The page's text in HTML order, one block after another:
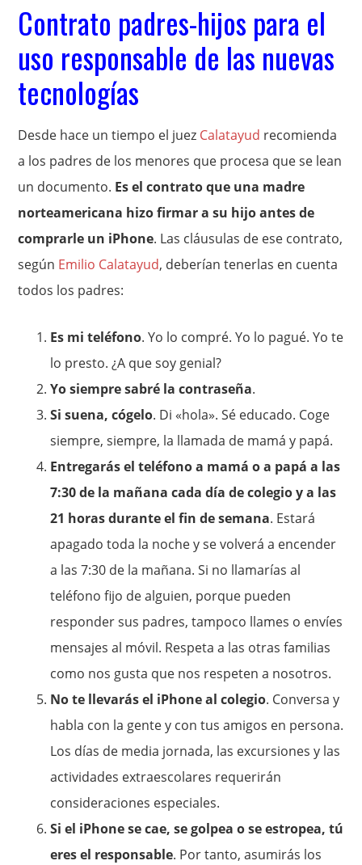
Contrato padres-hijos para el
uso responsable de las nuevas
tecnologías
Desde hace un tiempo el juez Calatayud recomienda
a los padres de los menores que procesa que se lean
un documento. Es el contrato que una madre
norteamericana hizo firmar a su hijo antes de
comprarle un iPhone. Las cláusulas de ese contrato,
según Emilio Calatayud, deberían tenerlas en cuenta
todos los padres:
Es mi teléfono. Yo lo compré. Yo lo pagué. Yo te
lo presto. ¿A que soy genial?
Yo siempre sabré la contraseña.
Si suena, cógelo. Di «hola». Sé educado. Coge
siempre, siempre, la llamada de mamá y papá.
Entregarás el teléfono a mamá o a papá a las
7:30 de la mañana cada día de colegio y a las
21 horas durante el fin de semana. Estará
apagado toda la noche y se volverá a encender
a las 7:30 de la mañana. Si no llamarías al
teléfono fijo de alguien, porque pueden
responder sus padres, tampoco llames o envíes
mensajes al móvil. Respeta a las otras familias
como nos gusta que nos respeten a nosotros.
No te llevarás el iPhone al colegio. Conversa y
habla con la gente y con tus amigos en persona.
Los días de media jornada, las excursiones y las
actividades extraescolares requerirán
consideraciones especiales.
Si el iPhone se cae, se golpea o se estropea, tú
eres el responsable. Por tanto, asumirás los